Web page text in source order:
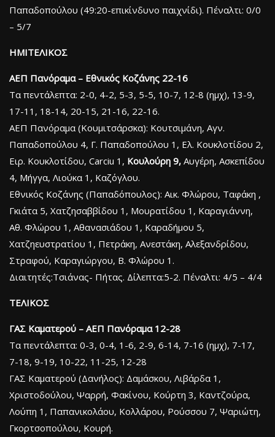
Παπαδοπούλου (49:20-επικίνδυνο παιχνίδι). Πέναλτι: 0/0
– 5/7
ΗΜΙΤΕΛΙΚΟΣ
ΑΕΠ Πανόραμα – Εθνικός Κοζάνης 22-16
Τα πεντάλεπτα: 2-0, 4-2, 5-3, 5-5, 10-7, 12-8 (ημχ), 13-9,
17-11, 18-14, 20-15, 21-16, 22-16.
ΑΕΠ Πανόραμα (Κουμιτσάρσκα): Κουτσιμάνη, Αγν.
Παπαδοπούλου 4, Γ. Παπαδοπούλου 1, Ελ. Κουκλοτίδου 2,
Ειρ. Κουκλοτίδου, Carciu 1, Κουλούρη 9, Αυγέρη, Ασκεπίδου
4, Μήγγα, Λιούκα 1, Καζόγλου.
Εθνικός Κοζάνης (Παπαδόπουλος): Αικ. Φλώρου, Ταφάκη ,
Γκιάτα 5, Χατζησαββίδου 1, Μουρατίδου 1, Καραγιάννη,
Αθ. Φλώρου 1, Αθανασιάδου 1, Καραδήμου 5,
Χατζηευστρατίου 1, Πετράκη, Ανεστάκη, Αλεξανδρίδου,
Στραφού, Καραγιώργου, Β. Φλώρου 1.
Διαιτητές:Τσιάνας- Πήτας. Δίλεπτα:5-2. Πέναλτι: 4/5 – 4/4
ΤΕΛΙΚΟΣ
ΓΑΣ Καματερού – ΑΕΠ Πανόραμα 12-28
Τα πεντάλεπτα: 0-3, 0-4, 1-6, 2-9, 6-14, 7-16 (ημχ), 7-17,
7-18, 9-19, 10-22, 11-25, 12-28
ΓΑΣ Καματερού (Δανήλος): Δαμάσκου, Λιβάρδα 1,
Χριστοδούλου, Ψαρρή, Φακίνου, Κούρτη 3, Καντζούρα,
Λούπη 1, Παπανικολάου, Κολλάρου, Ρούσσου 7, Ψαριώτη,
Γκορτσοπούλου, Κουρή.